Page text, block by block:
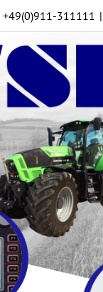
+49(0)911-311111 |